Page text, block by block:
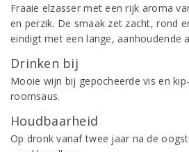
Fraaie elzasser met een rijk aroma
en perzik. De smaak zet zacht, rond
eindigt met een lange, aanhoudende
Drinken bij
Mooie wijn bij gepocheerde vis en
roomsaus.
Houdbaarheid
Op dronk vanaf twee jaar na de